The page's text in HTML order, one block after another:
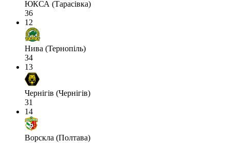
ЮКСА (Тарасівка)
36
12
Нива (Тернопіль)
34
13
Чернігів (Чернігів)
31
14
Ворскла (Полтава)